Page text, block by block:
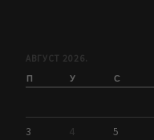
АВГУСТ 2026.
П У С
3 4 5